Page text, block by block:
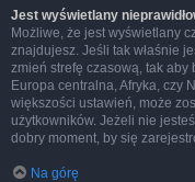
Jest wyświetlany
Możliwe, że jest wyświetlany
znajdujesz. Jeśli tak właśnie
zmień strefę czasową, tak aby
Europa centralna, Afryka, czy
większości ustawień, może
użytkowników. Jeżeli nie
dobry moment, by się
Na górę